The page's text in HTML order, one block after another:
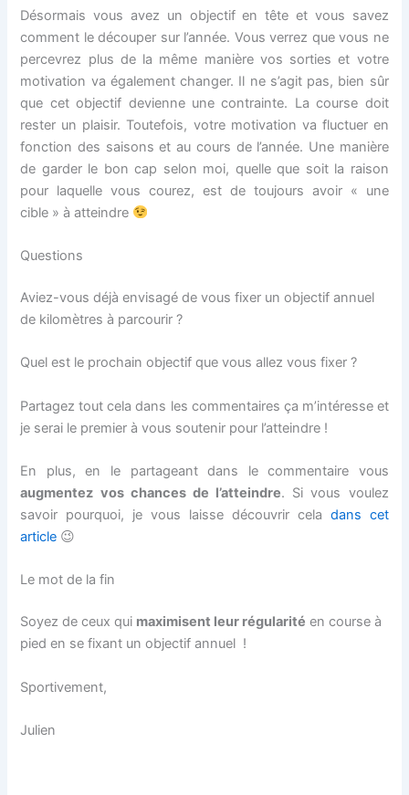
Désormais vous avez un objectif en tête et vous savez
comment le découper sur l’année. Vous verrez que vous ne
percevrez plus de la même manière vos sorties et votre
motivation va également changer. Il ne s’agit pas, bien sûr
que cet objectif devienne une contrainte. La course doit
rester un plaisir. Toutefois, votre motivation va fluctuer en
fonction des saisons et au cours de l’année. Une manière
de garder le bon cap selon moi, quelle que soit la raison
pour laquelle vous courez, est de toujours avoir « une
cible » à atteindre
Questions
Aviez-vous déjà envisagé de vous fixer un objectif annuel
de kilomètres à parcourir ?
Quel est le prochain objectif que vous allez vous fixer ?
Partagez tout cela dans les commentaires ça m’intéresse et
je serai le premier à vous soutenir pour l’atteindre !
En plus, en le partageant dans le commentaire vous
augmentez vos chances de l’atteindre. Si vous voulez
savoir pourquoi, je vous laisse découvrir cela dans cet
article 😉
Le mot de la fin
Soyez de ceux qui maximisent leur régularité en course à
pied en se fixant un objectif annuel !
Sportivement,
Julien